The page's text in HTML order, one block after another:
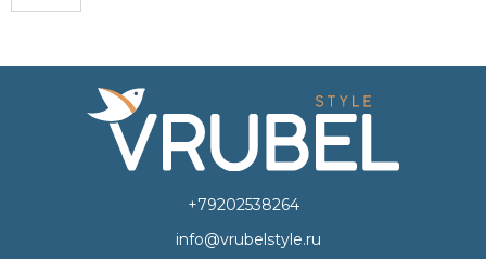
+79202538264
info@vrubelstyle.ru